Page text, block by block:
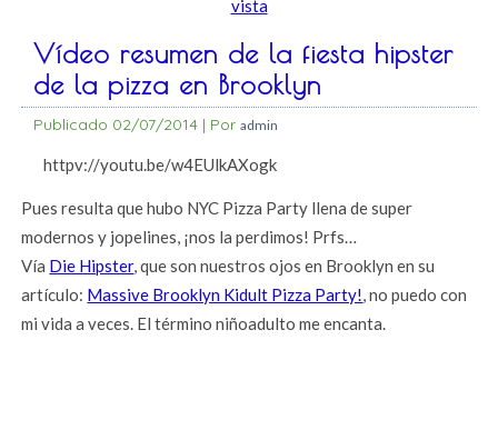
vista
Vídeo resumen de la fiesta hipster
de la pizza en Brooklyn
Publicado 02/07/2014 | Por admin
httpv://youtu.be/w4EUlkAXogk
Pues resulta que hubo NYC Pizza Party llena de super
modernos y jopelines, ¡nos la perdimos! Prfs…
Vía Die Hipster, que son nuestros ojos en Brooklyn en su
artículo: Massive Brooklyn Kidult Pizza Party!, no puedo con
mi vida a veces. El término niñoadulto me encanta.